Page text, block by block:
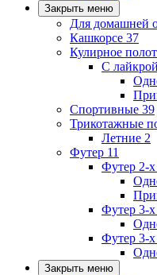
Закрыть меню
Для домашней
Кашкорсе 37
Кулирное
С лайкрой
Спортивные 39
Трикотажные
Летние 2
Футер 11
Футер 2-х
Футер 3-х
Футер 3-х
Закрыть меню